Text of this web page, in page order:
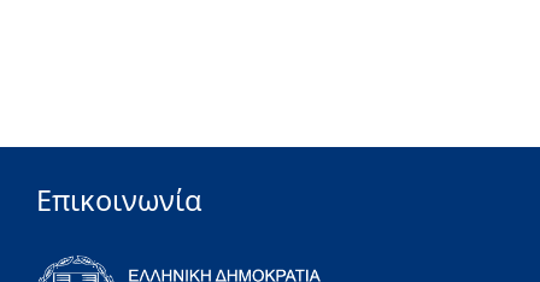
Επικοινωνία